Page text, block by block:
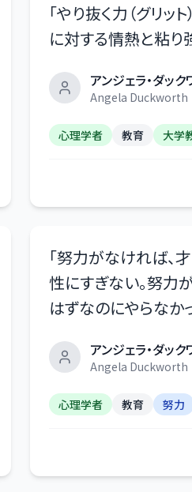
「やり抜く力（グリッ
に対する情熱と粘り
アンジェラ・ダック
Angela Duckworth
心理学者 教育 大学
「努力がなければ、
性にすぎない。努力
はずなのにやらなか
アンジェラ・ダック
Angela Duckworth
心理学者 教育 努力